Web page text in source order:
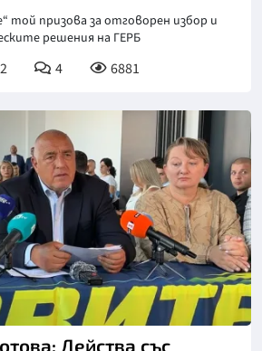
той призова за отговорен избор и
решения на ГЕРБ
4 6881
Действа със